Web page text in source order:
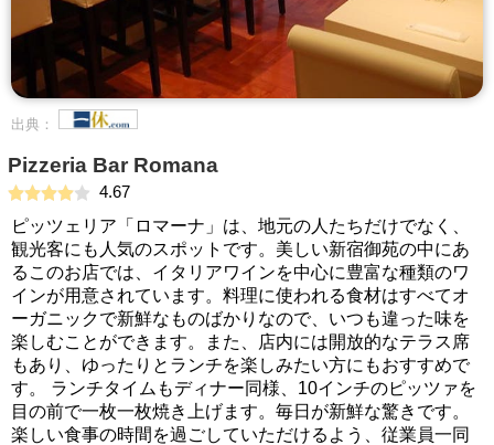
出典：
Pizzeria Bar Romana
4.67
ピッツェリア「ロマーナ」は、地元の人たちだけでなく、
観光客にも人気のスポットです。美しい新宿御苑の中にあ
るこのお店では、イタリアワインを中心に豊富な種類のワ
インが用意されています。料理に使われる食材はすべてオ
ーガニックで新鮮なものばかりなので、いつも違った味を
楽しむことができます。また、店内には開放的なテラス席
もあり、ゆったりとランチを楽しみたい方にもおすすめで
す。 ランチタイムもディナー同様、10インチのピッツァを
目の前で一枚一枚焼き上げます。毎日が新鮮な驚きです。
楽しい食事の時間を過ごしていただけるよう、従業員一同